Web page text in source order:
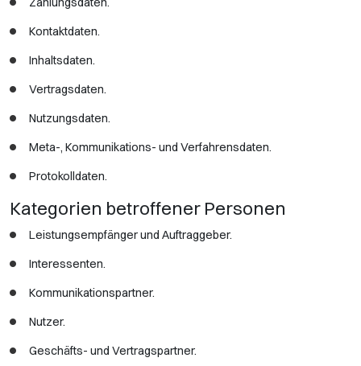
Kontaktdaten.
Inhaltsdaten.
Vertragsdaten.
Nutzungsdaten.
Meta-, Kommunikations- und Verfahrensdaten.
Protokolldaten.
Kategorien betroffener Personen
Leistungsempfänger und Auftraggeber.
Interessenten.
Kommunikationspartner.
Nutzer.
Geschäfts- und Vertragspartner.